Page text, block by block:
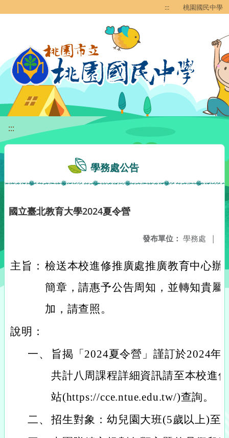
::: 桃園國民中學
:::
學務處公告
國立臺北教育大學2024夏令營
發布單位： 學務處 |
主旨： 檢送本校進修推廣處推廣教育中心辦
簡章，請惠予公告周知，並轉知貴屬
加，請查照。
說明：
一、
旨揭「2024夏令營」謹訂於2024年
共計八周課程詳細資訊請至本校進
站(https://cce.ntue.edu.tw/)查詢。
二、 招生對象：幼兒園大班(5歲以上)至